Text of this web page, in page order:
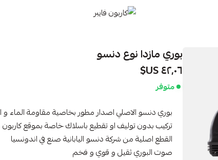
بوري مازدا نوع دنسو
٤٢٫٠٦ US$
متوفر
بوري دنسو الاصلي اصدار مطور بخاصية مقاومة الماء و
تركيب بدون توليف او تقطيع باسلاك خاصة بموقع كاربون
القطع اصلية من شركة دنسو اليابانية صنع في اندونسيا
صوت البوري ثقيل و قوي و فخم